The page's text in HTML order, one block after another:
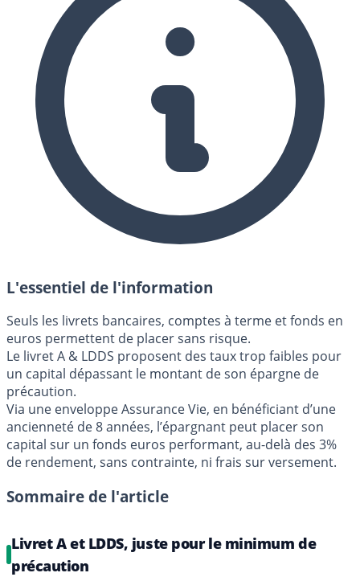
L'essentiel de l'information
Seuls les livrets bancaires, comptes à terme et fonds en
euros permettent de placer sans risque.
Le livret A & LDDS proposent des taux trop faibles pour
un capital dépassant le montant de son épargne de
précaution.
Via une enveloppe Assurance Vie, en bénéficiant d’une
ancienneté de 8 années, l’épargnant peut placer son
capital sur un fonds euros performant, au-delà des 3%
de rendement, sans contrainte, ni frais sur versement.
Sommaire de l'article
Livret A et LDDS, juste pour le minimum de
précaution